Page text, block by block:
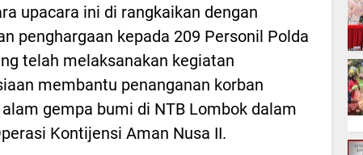
upacara ini di rangkaikan dengan
penghargaan kepada 209 Personil Polda
telah melaksanakan kegiatan
membantu penanganan korban
gempa bumi di NTB Lombok dalam
Kontijensi Aman Nusa II.